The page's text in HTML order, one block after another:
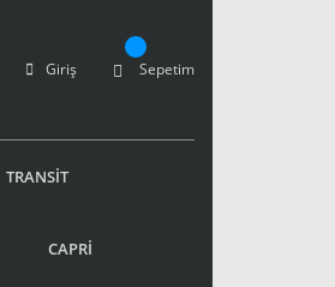
Giriş Sepetim
TRANSİT
CAPRİ